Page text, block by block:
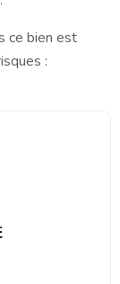
ce bien est
: